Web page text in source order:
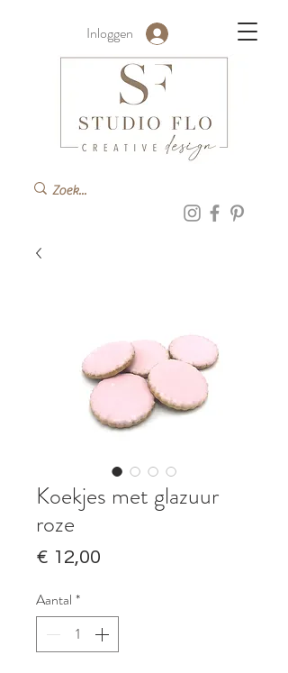
Inloggen
Koekjes met glazuur
roze
€ 12,00
Aantal *